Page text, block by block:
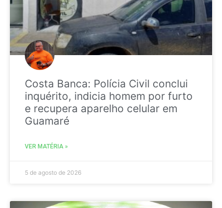
Costa Banca: Polícia Civil conclui
inquérito, indicia homem por furto
e recupera aparelho celular em
Guamaré
VER MATÉRIA »
5 de agosto de 2026